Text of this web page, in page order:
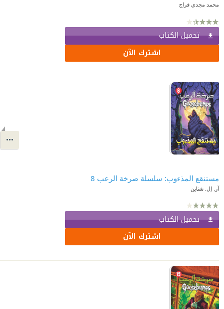
محمد مجدي فراج
تحميل الكتاب
اشترك الآن
مستنقع المذءوب: سلسلة صرخة الرعب 8
آر. إل. شتاين
تحميل الكتاب
اشترك الآن